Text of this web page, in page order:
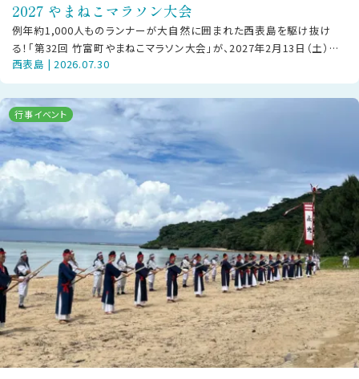
2027 やまねこマラソン大会
例年約1,000人ものランナーが大自然に囲まれた西表島を駆け抜け
る！「第32回 竹富町やまねこマラソン大会」が、2027年2月13日（土）に
西部地区で開催されま
西表島 | 2026.07.30
行事イベント